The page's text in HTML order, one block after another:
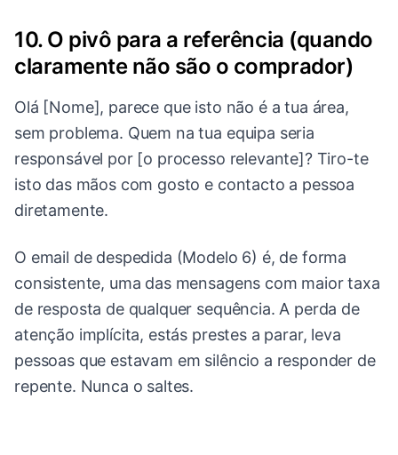
10. O pivô para a referência (quando
claramente não são o comprador)
Olá [Nome], parece que isto não é a tua área,
sem problema. Quem na tua equipa seria
responsável por [o processo relevante]? Tiro-te
isto das mãos com gosto e contacto a pessoa
diretamente.
O email de despedida (Modelo 6) é, de forma
consistente, uma das mensagens com maior taxa
de resposta de qualquer sequência. A perda de
atenção implícita, estás prestes a parar, leva
pessoas que estavam em silêncio a responder de
repente. Nunca o saltes.